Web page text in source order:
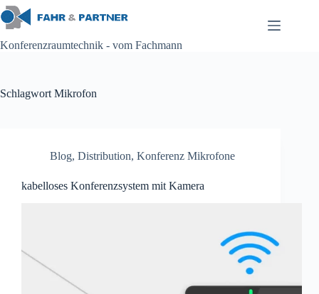
Zum
Inhalt
springen
Konferenzraumtechnik - vom Fachmann
Schlagwort Mikrofon
Blog, Distribution, Konferenz Mikrofone
kabelloses Konferenzsystem mit Kamera